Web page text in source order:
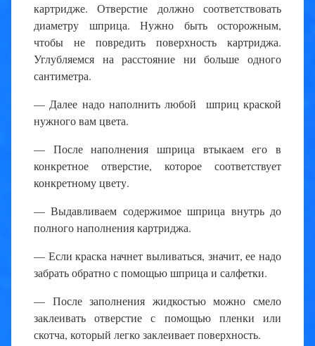
картридже. Отверстие должно соответствовать
диаметру шприца. Нужно быть осторожным,
чтобы не повредить поверхность картриджа.
Углубляемся на расстояние ни больше одного
сантиметра.
— Далее надо наполнить любой шприц краской
нужного вам цвета.
— После наполнения шприца втыкаем его в
конкретное отверстие, которое соответствует
конкретному цвету.
— Выдавливаем содержимое шприца внутрь до
полного наполнения картриджа.
— Если краска начнет выливаться, значит, ее надо
забрать обратно с помощью шприца и салфетки.
— После заполнения жидкостью можно смело
заклеивать отверстие с помощью пленки или
скотча, который легко заклеивает поверхность.